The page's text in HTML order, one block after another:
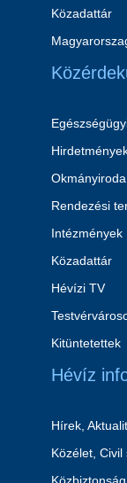
Közadattár
Okmányiroda
Rendezési
Intézmények
Közadattár
Hévízi TV
Kitüntetettek
Hévíz
Hírek,
Közélet,